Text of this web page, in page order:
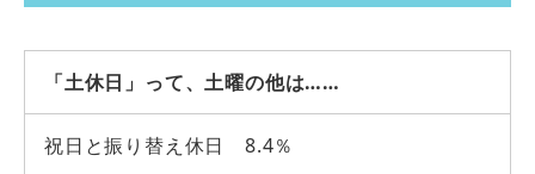
「土休日」って、土曜の他は……
祝日と振り替え休日 8.4％